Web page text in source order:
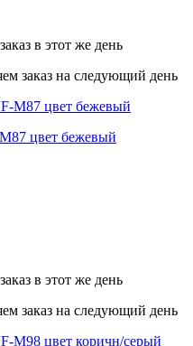
в этот же день
заказ на следующий день
цвет бежевый
в этот же день
заказ на следующий день